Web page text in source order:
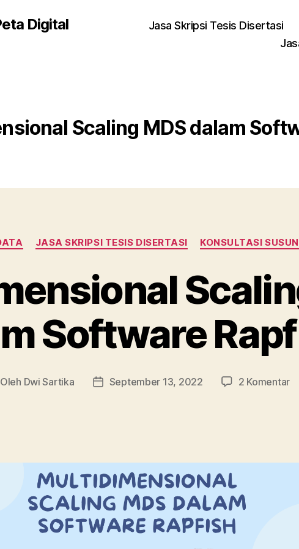
Digital Jasa Skripsi Tesis Disertasi
Scaling MDS dalam
Kategori
JASA SKRIPSI TESIS DISERTASI KONSULTASI
Software
Oleh Dwi Sartika
Tanggal
September 13, 2022 2 Komentar